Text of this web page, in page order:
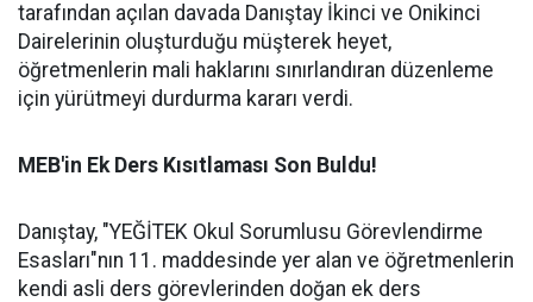
tarafından açılan davada Danıştay İkinci ve Onikinci
Dairelerinin oluşturduğu müşterek heyet,
öğretmenlerin mali haklarını sınırlandıran düzenleme
için yürütmeyi durdurma kararı verdi.
MEB'in Ek Ders Kısıtlaması Son Buldu!
Danıştay, "YEĞİTEK Okul Sorumlusu Görevlendirme
Esasları"nın 11. maddesinde yer alan ve öğretmenlerin
kendi asli ders görevlerinden doğan ek ders